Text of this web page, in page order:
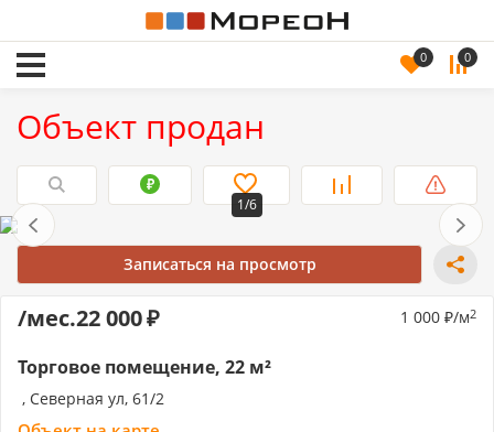
0 0
Объект продан
1/6
Записаться на просмотр
Торговое помещение, 22 м²
, Северная ул, 61/2
22 000
/мес. 1 000 /м2